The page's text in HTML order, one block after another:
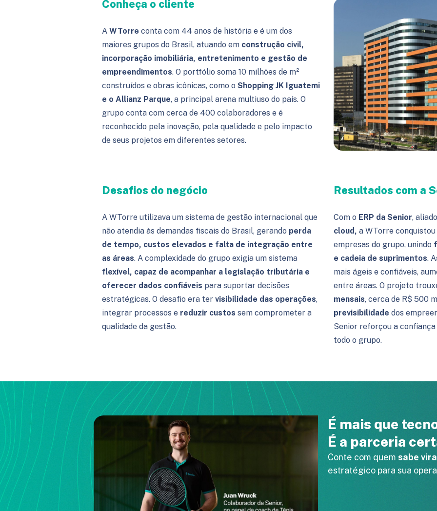
Conheça o cliente
A WTorre conta com 44 anos de história e é um dos
maiores grupos do Brasil, atuando em construção civil,
incorporação imobiliária, entretenimento e gestão de
empreendimentos. O portfólio soma 10 milhões de m²
construídos e obras icônicas, como o Shopping JK Iguatemi
e o Allianz Parque, a principal arena multiuso do país. O
grupo conta com cerca de 400 colaboradores e é
reconhecido pela inovação, pela qualidade e pelo impacto
de seus projetos em diferentes setores.
Desafios do negócio
A WTorre utilizava um sistema de gestão internacional que
não atendia às demandas fiscais do Brasil, gerandoperda
de tempo, custos elevados e falta de integração entre
as áreas. A complexidade do grupo exigia umsistema
flexível, capaz de acompanhar a legislação tributária e
oferecer dados confiáveis para suportar decisões
estratégicas. O desafio era tervisibilidade das operações,
integrar processos ereduzir custos sem comprometer a
qualidade da gestão.
Resultados com a
Com o ERP da Senior,
cloud, a WTorre conquistou
empresas do grupo, unindo
e cadeia de suprimentos.
mais ágeis e confiáveis,
entre áreas. O projeto
mensais, cerca de R$ 500
previsibilidade dos
Seniorreforçou a confiança
todo o grupo.
É mais que
É a parceria
Conte com quem sabe
estratégico para sua